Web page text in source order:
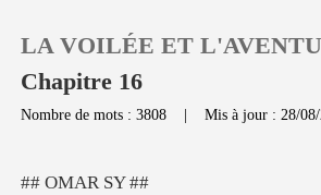
LA VOILÉE ET
Chapitre 16
Nombre de mots : 3808 |Mis à jour : 28/
MAR